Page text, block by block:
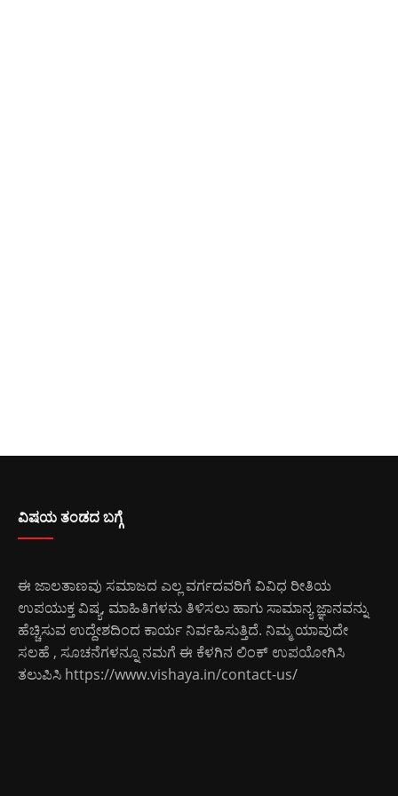
ವಿಷಯ ತಂಡದ ಬಗ್ಗೆ
ಈ ಜಾಲತಾಣವು ಸಮಾಜದ ಎಲ್ಲ ವರ್ಗದವರಿಗೆ ವಿವಿಧ ರೀತಿಯ
ಉಪಯುಕ್ತ ವಿಷ್ಯ, ಮಾಹಿತಿಗಳನು ತಿಳಿಸಲು ಹಾಗು ಸಾಮಾನ್ಯ ಜ್ಞಾನವನ್ನು
ಹೆಚ್ಚಿಸುವ ಉದ್ದೇಶದಿಂದ ಕಾರ್ಯ ನಿರ್ವಹಿಸುತ್ತಿದೆ. ನಿಮ್ಮ ಯಾವುದೇ
ಸಲಹೆ , ಸೂಚನೆಗಳನ್ನೂ ನಮಗೆ ಈ ಕೆಳಗಿನ ಲಿಂಕ್ ಉಪಯೋಗಿಸಿ
ತಲುಪಿಸಿ https://www.vishaya.in/contact-us/